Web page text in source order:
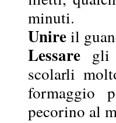
minuti.
Unireil
Lessare gli
scolarli
formaggio
pecorino al